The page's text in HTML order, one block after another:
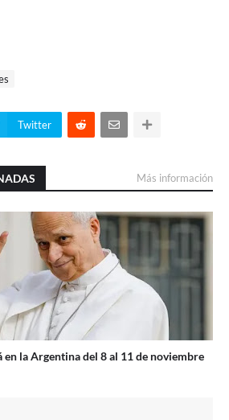
Twitter
Más información
en la Argentina del 8 al 11 de noviembre